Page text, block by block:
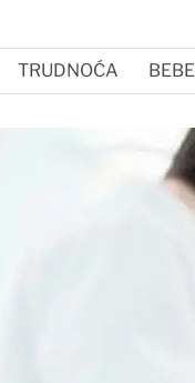
TRUDNOĆA BEBE